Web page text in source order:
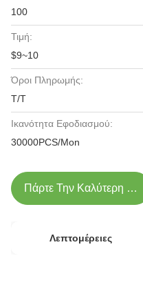
100
Τιμή:
$9~10
Όροι Πληρωμής:
T/T
Ικανότητα Εφοδιασμού:
30000PCS/Mon
Πάρτε Την Καλύτερη Τιμή
Λεπτομέρειες